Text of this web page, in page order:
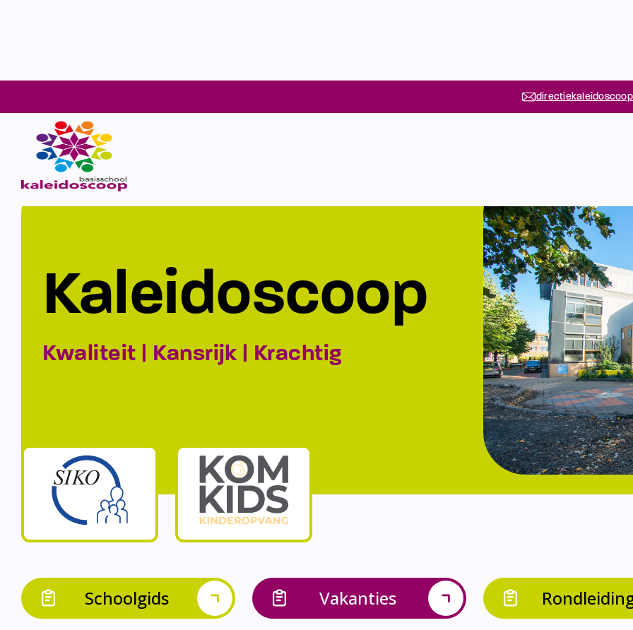
Kaleidoscoop
Kwaliteit | Kansrijk | Krachtig
Schoolgids Vakanties